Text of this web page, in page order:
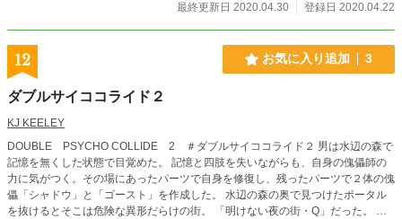
だけガチ魔王なテンガとその煩悩力を支えるサキュバス達が世界征服を企むちょ
っとエッチで健☆全な物語である！ ・毎日更新！ ・無双、チート、ハーレム要
素あり ・第三者視点あり ・微エロ要素あり ・パロディ要素あり ・基本コメデ
ィ、時々シリアス ＊注意事項：婉曲な微エロ表現があります。苦手な方はご注
意ください 小説家になろうにも投稿しております
最終更新日 2020.04.30
登録日 2020.04.22
12 お気に入り追加 3
ダブルサイココライド２
KJ KEELEY
DOUBLE PSYCHO COLLIDE 2 ＃ダブルサイココライド２ 男は水辺の森で
記憶を無くした状態で目覚めた。 記憶と四肢を失いながらも、自身の傀儡師の
力に気がつく。その場にあったパーツで自身を修復し、残ったパーツで２体の傀
儡「シャドウ」と「ゴースト」を作成した。 水辺の森の奥で見つけたポータル
を抜けるとそこは危険な異形だらけの街。 「明けない夜の街・Q」だった。 自